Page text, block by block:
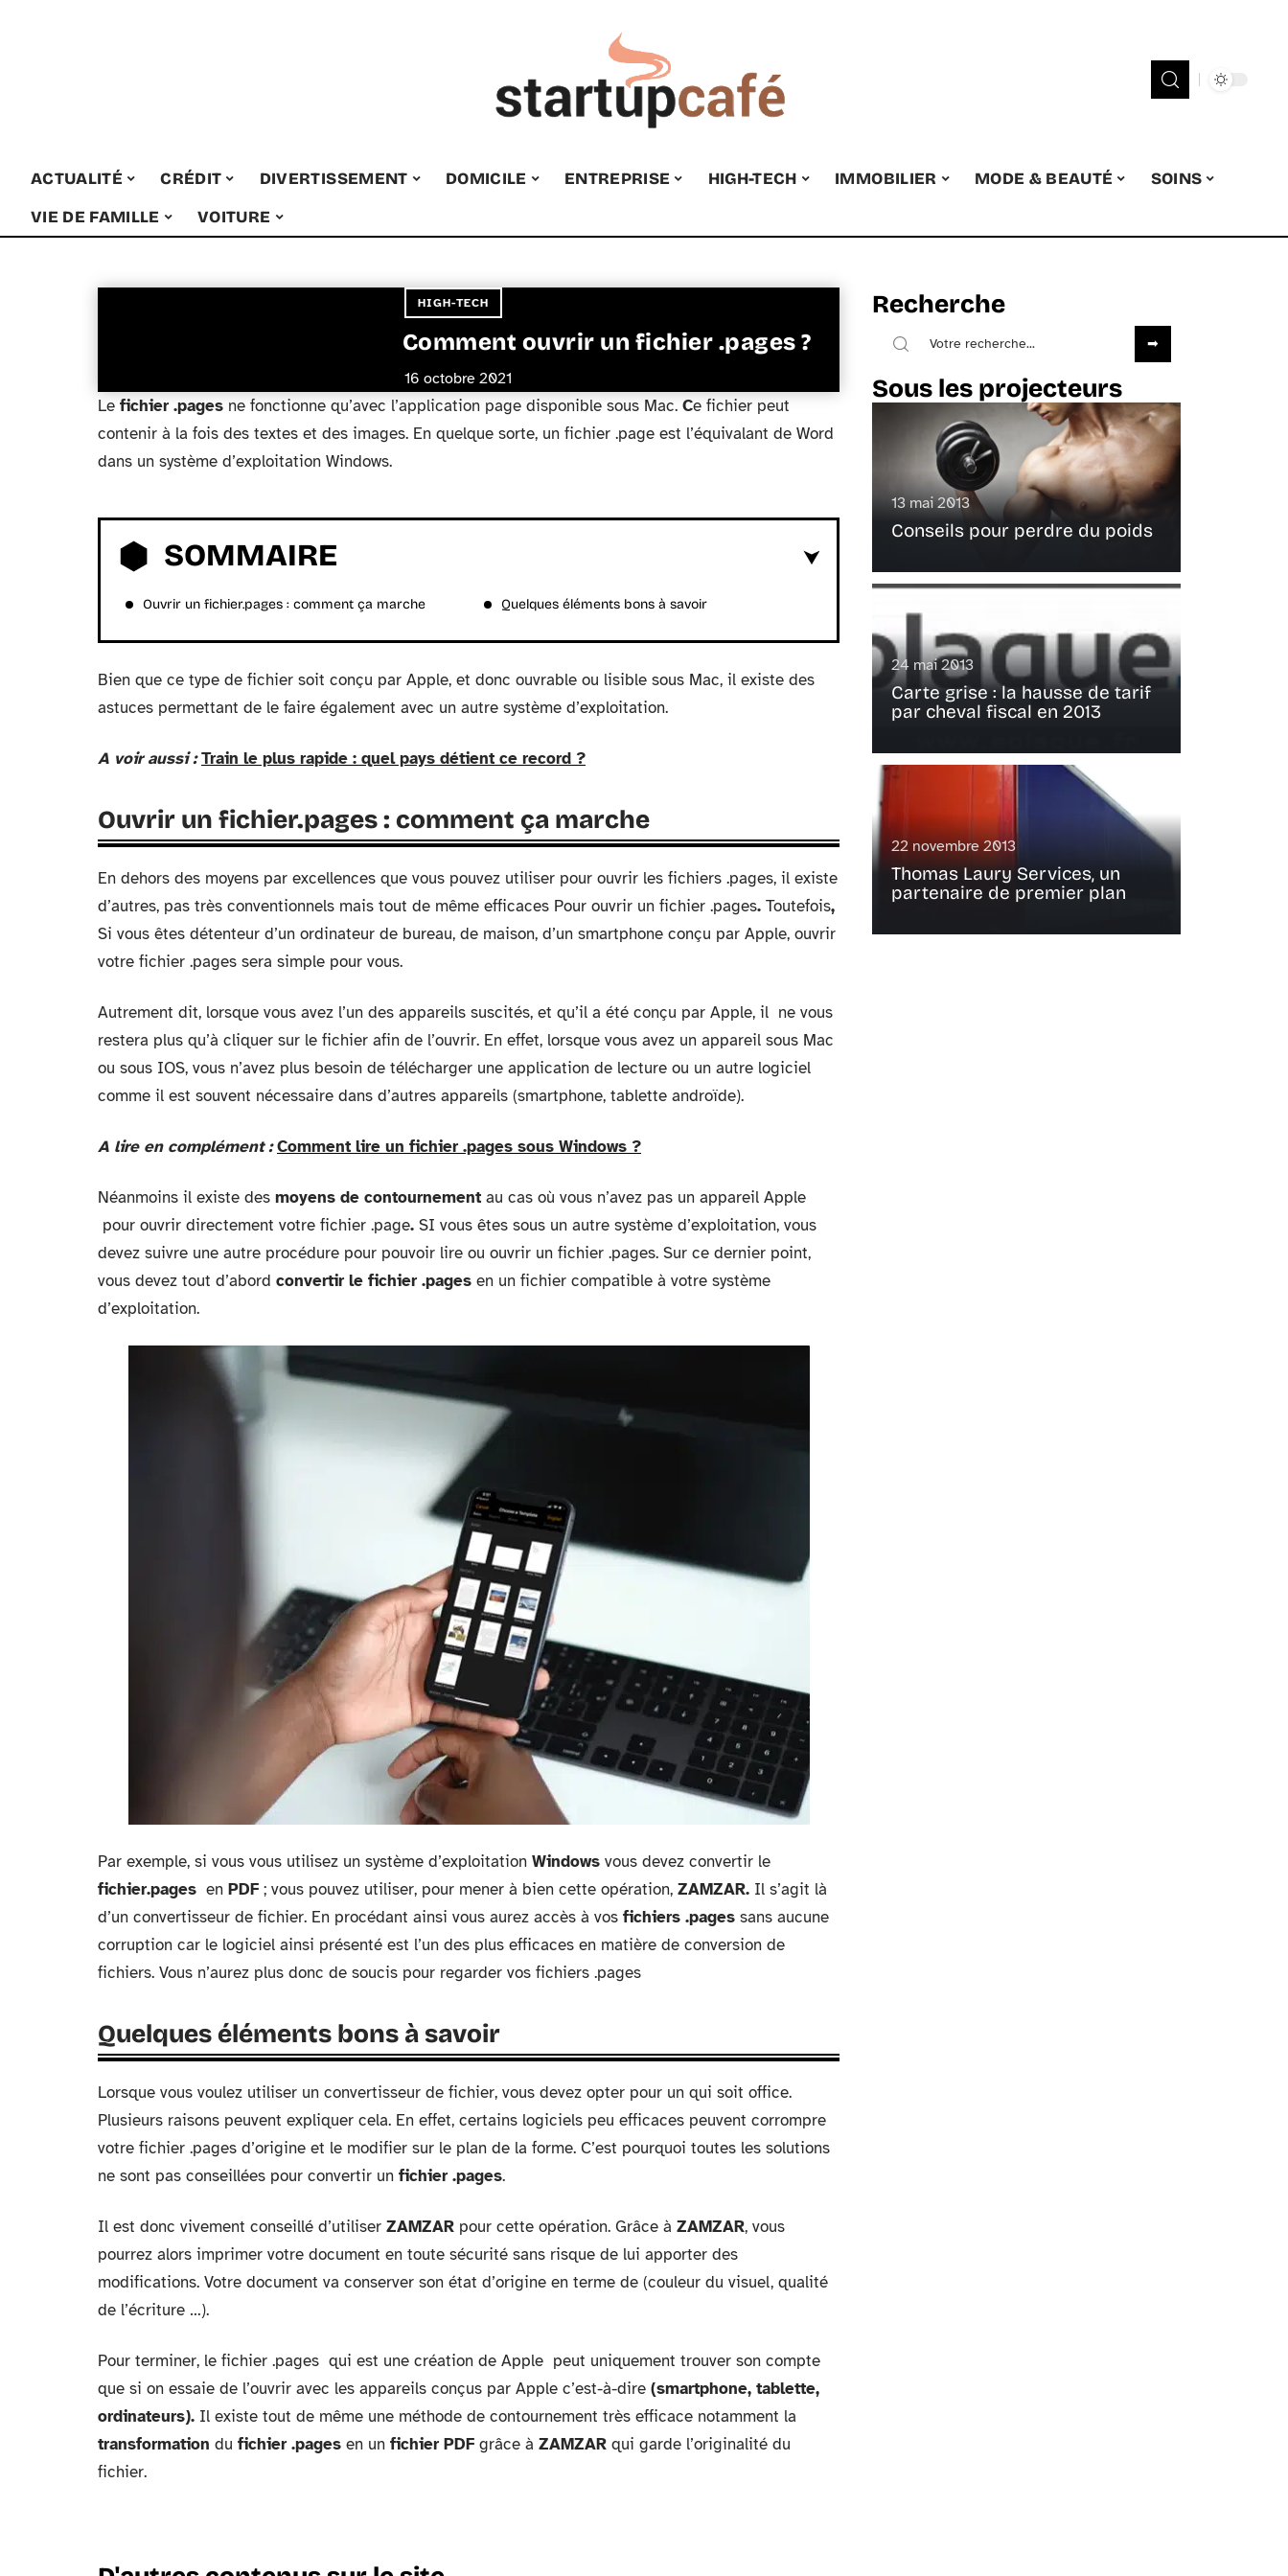
ACTUALITÉ CRÉDIT DIVERTISSEMENT DOMICILE ENTREPRISE HIGH-TECH IMMOBILIER MODE & BEAUTÉ
SOINS
VIE DE FAMILLE
VOITURE
HIGH-TECH
Comment ouvrir un fichier .pages ?
16 octobre 2021
Le fichier .pages ne fonctionne qu’avec l’application page disponible sous Mac. Ce fichier peut
contenir à la fois des textes et des images. En quelque sorte, un fichier .page est l’équivalant de Word
dans un système d’exploitation Windows.
SOMMAIRE
Ouvrir un fichier.pages : comment ça marche Quelques éléments bons à savoir
Bien que ce type de fichier soit conçu par Apple, et donc ouvrable ou lisible sous Mac, il existe des
astuces permettant de le faire également avec un autre système d’exploitation.
A voir aussi : Train le plus rapide : quel pays détient ce record ?
Ouvrir un fichier.pages : comment ça marche
En dehors des moyens par excellences que vous pouvez utiliser pour ouvrir les fichiers .pages, il existe
d’autres, pas très conventionnels mais tout de même efficaces Pour ouvrir un fichier .pages. Toutefois,
Si vous êtes détenteur d’un ordinateur de bureau, de maison, d’un smartphone conçu par Apple, ouvrir
votre fichier .pages sera simple pour vous.
Autrement dit, lorsque vous avez l’un des appareils suscités, et qu’il a été conçu par Apple, il ne vous
restera plus qu’à cliquer sur le fichier afin de l’ouvrir. En effet, lorsque vous avez un appareil sous Mac
ou sous IOS, vous n’avez plus besoin de télécharger une application de lecture ou un autre logiciel
comme il est souvent nécessaire dans d’autres appareils (smartphone, tablette androïde).
A lire en complément : Comment lire un fichier .pages sous Windows ?
Néanmoins il existe des moyens de contournement au cas où vous n’avez pas un appareil Apple
pour ouvrir directement votre fichier .page. SI vous êtes sous un autre système d’exploitation, vous
devez suivre une autre procédure pour pouvoir lire ou ouvrir un fichier .pages. Sur ce dernier point,
vous devez tout d’abord convertir le fichier .pages en un fichier compatible à votre système
d’exploitation.
Par exemple, si vous vous utilisez un système d’exploitation Windows vous devez convertir le
fichier.pages en PDF ; vous pouvez utiliser, pour mener à bien cette opération, ZAMZAR. Il s’agit là
d’un convertisseur de fichier. En procédant ainsi vous aurez accès à vos fichiers .pages sans aucune
corruption car le logiciel ainsi présenté est l’un des plus efficaces en matière de conversion de
fichiers. Vous n’aurez plus donc de soucis pour regarder vos fichiers .pages
Quelques éléments bons à savoir
Lorsque vous voulez utiliser un convertisseur de fichier, vous devez opter pour un qui soit office.
Plusieurs raisons peuvent expliquer cela. En effet, certains logiciels peu efficaces peuvent corrompre
votre fichier .pages d’origine et le modifier sur le plan de la forme. C’est pourquoi toutes les solutions
ne sont pas conseillées pour convertir un fichier .pages.
Il est donc vivement conseillé d’utiliser ZAMZAR pour cette opération. Grâce à ZAMZAR, vous
pourrez alors imprimer votre document en toute sécurité sans risque de lui apporter des
modifications. Votre document va conserver son état d’origine en terme de (couleur du visuel, qualité
de l’écriture …).
Pour terminer, le fichier .pages qui est une création de Apple peut uniquement trouver son compte
que si on essaie de l’ouvrir avec les appareils conçus par Apple c’est-à-dire (smartphone, tablette,
ordinateurs). Il existe tout de même une méthode de contournement très efficace notamment la
transformation du fichier .pages en un fichier PDF grâce à ZAMZAR qui garde l’originalité du
fichier.
Recherche
Sous les projecteurs
13 mai 2013
Conseils pour perdre du poids
24 mai 2013
Carte grise : la hausse de tarif
par cheval fiscal en 2013
22 novembre 2013
Thomas Laury Services, un
partenaire de premier plan